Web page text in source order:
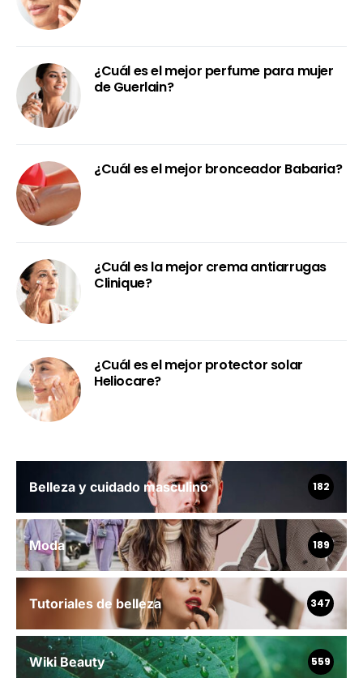
¿Cuál es el mejor perfume para mujer
de Guerlain?
¿Cuál es el mejor bronceador Babaria?
¿Cuál es la mejor crema antiarrugas
Clinique?
¿Cuál es el mejor protector solar
Heliocare?
Belleza y cuidado masculino 182
Moda 189
Tutoriales de belleza 347
Wiki Beauty 559